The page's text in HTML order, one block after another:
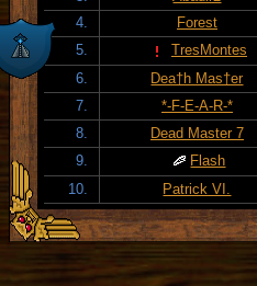
4.
Forest
5.
TresMontes
6.
Dea†h Mas†er
7.
*-F-E-A-R-*
8.
Dead Master 7
9.
Flash
10.
Patrick VI.